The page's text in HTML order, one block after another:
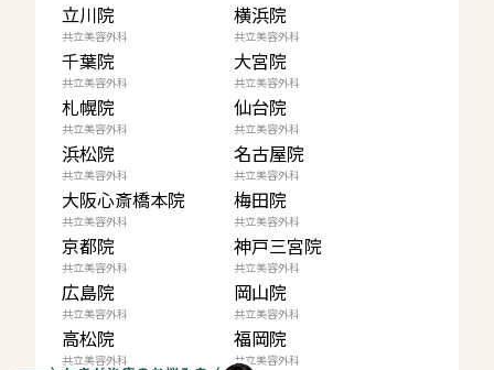
立川院 横浜院
共立美容外科
千葉院
共立美容外科
大宮院
共立美容外科
札幌院
共立美容外科
仙台院
共立美容外科
浜松院
共立美容外科
名古屋院
共立美容外科
大阪心斎橋本院
共立美容外科
梅田院
共立美容外科
京都院
共立美容外科
神戸三宮院
共立美容外科
広島院
共立美容外科
岡山院
共立美容外科
高松院
共立美容外科
福岡院
共立美容外科 共立美容外科